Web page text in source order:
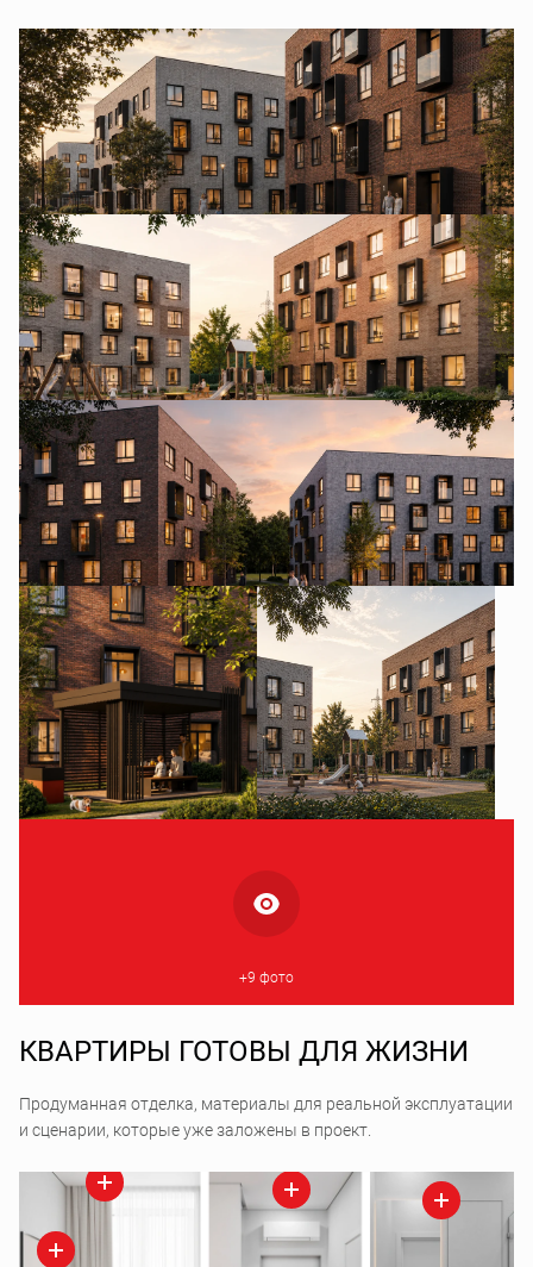
+9 фото
КВАРТИРЫ ГОТОВЫ ДЛЯ ЖИЗНИ
Продуманная отделка, материалы для реальной эксплуатации
и сценарии, которые уже заложены в проект.